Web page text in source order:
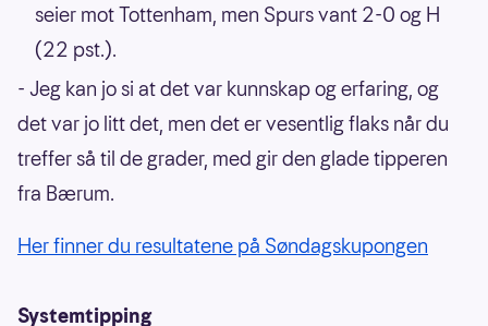
seier mot Tottenham, men Spurs vant 2-0 og H
(22 pst.).
- Jeg kan jo si at det var kunnskap og erfaring, og
det var jo litt det, men det er vesentlig flaks når du
treffer så til de grader, med gir den glade tipperen
fra Bærum.
Her finner du resultatene på Søndagskupongen
Systemtipping